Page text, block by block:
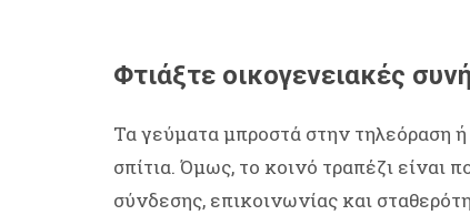
Φτιάξτε οικογενειακές
Τα γεύματα μπροστά στην τηλεόραση
σπίτια. Όμως, το κοινό τραπέζι είναι
σύνδεσης, επικοινωνίας και